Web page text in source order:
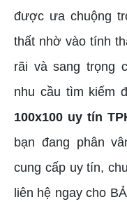
được ưa chuộng
thất nhờ vào tính
rãi và sang trọng
nhu cầu tìm kiếm
100x100 uy tín
bạn đang phân
cung cấp uy tín,
liên hệ ngay cho